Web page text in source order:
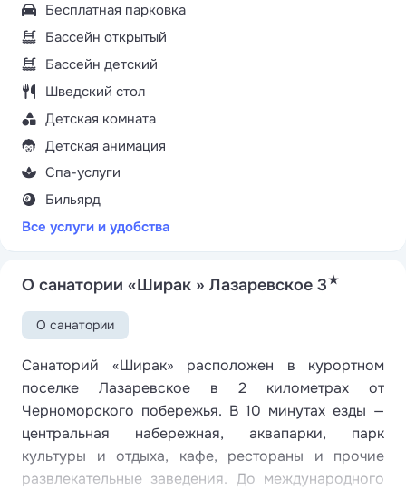
Бесплатная парковка
Бассейн открытый
Бассейн детский
Шведский стол
Детская комната
Детская анимация
Спа-услуги
Бильярд
Все услуги и удобства
О санатории «Ширак » Лазаревское 3★
О санатории
Санаторий «Ширак» расположен в курортном
поселке Лазаревское в 2 километрах от
Черноморского побережья. В 10 минутах езды —
центральная набережная, аквапарки, парк
культуры и отдыха, кафе, рестораны и прочие
развлекательные заведения. До международного